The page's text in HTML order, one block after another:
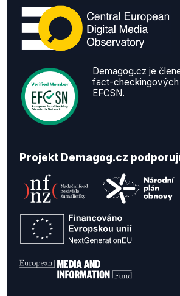
Demagog.cz je
fact-checkingových
EFCSN.
Projekt Demagog.cz